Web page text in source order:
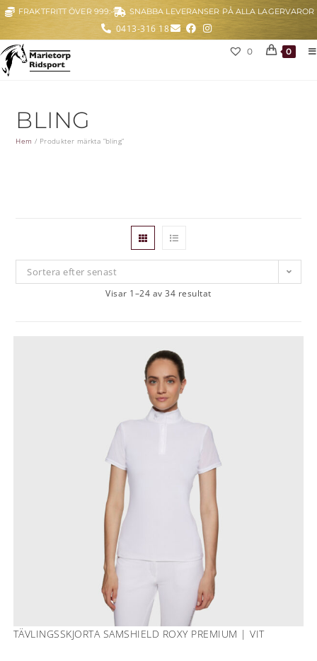
FRAKTFRITT ÖVER 999:- SNABBA LEVERANSER PÅ ALLA LAGERVAROR
0413-316 18
0 0
BLING
Hem / Produkter märkta ”bling”
Sortera efter senast
Visar 1–24 av 34 resultat
TÄVLINGSSKJORTA SAMSHIELD ROXY PREMIUM | VIT